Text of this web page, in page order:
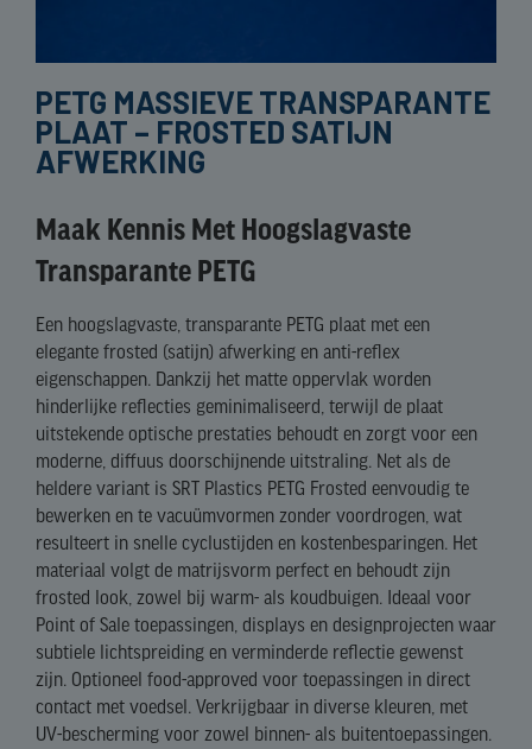
PETG MASSIEVE TRANSPARANTE
PLAAT – FROSTED SATIJN
AFWERKING
Maak Kennis Met Hoogslagvaste
Transparante PETG
Een hoogslagvaste, transparante PETG plaat met een
elegante frosted (satijn) afwerking en anti-reflex
eigenschappen. Dankzij het matte oppervlak worden
hinderlijke reflecties geminimaliseerd, terwijl de plaat
uitstekende optische prestaties behoudt en zorgt voor een
moderne, diffuus doorschijnende uitstraling. Net als de
heldere variant is SRT Plastics PETG Frosted eenvoudig te
bewerken en te vacuümvormen zonder voordrogen, wat
resulteert in snelle cyclustijden en kostenbesparingen. Het
materiaal volgt de matrijsvorm perfect en behoudt zijn
frosted look, zowel bij warm- als koudbuigen. Ideaal voor
Point of Sale toepassingen, displays en designprojecten waar
subtiele lichtspreiding en verminderde reflectie gewenst
zijn. Optioneel food-approved voor toepassingen in direct
contact met voedsel. Verkrijgbaar in diverse kleuren, met
UV-bescherming voor zowel binnen- als buitentoepassingen.